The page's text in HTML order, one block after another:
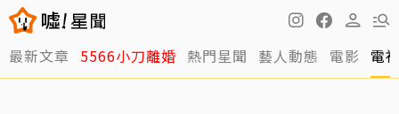
最新文章 5566小刀離婚 熱門星聞 藝人動態 電影 電